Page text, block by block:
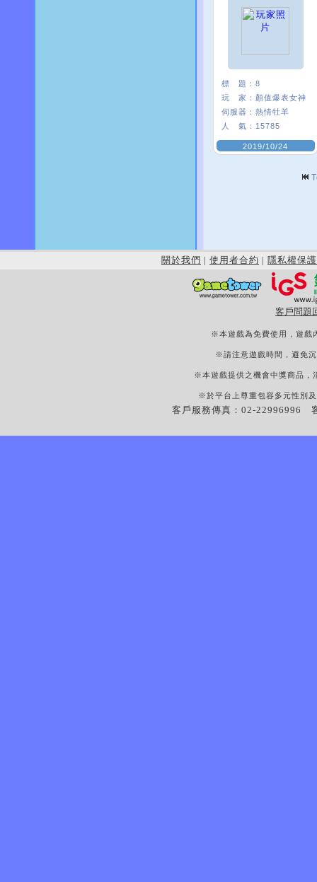
標 題： 8
玩 家： 顏值爆表女神
伺服器： 熱情牡羊
人 氣： 15785
2019/10/24
關於我們 | 使用者合約 | 隱私權保護
客戶問題
※本遊戲為免費使用，遊戲
※請注意遊戲時間，避免
※本遊戲提供之機會中獎商品，
※於平台上尊重包容多元性別
客戶服務傳真：02-22996996